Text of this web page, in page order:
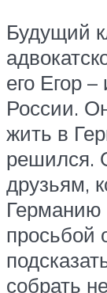
Будущий
его Егор
России.
жить в
решился.
друзьям,
Германию
просьбой
собрать